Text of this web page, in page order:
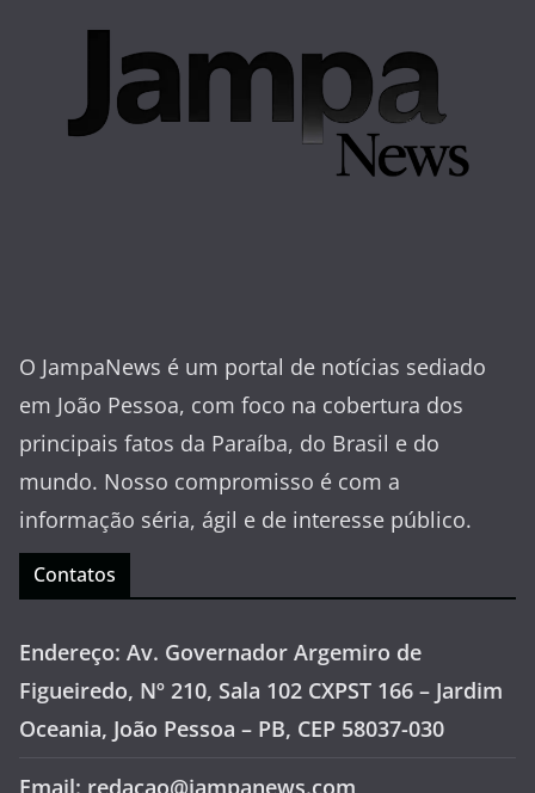
O JampaNews é um portal de notícias sediado
em João Pessoa, com foco na cobertura dos
principais fatos da Paraíba, do Brasil e do
mundo. Nosso compromisso é com a
informação séria, ágil e de interesse público.
Contatos
Endereço: Av. Governador Argemiro de
Figueiredo, Nº 210, Sala 102 CXPST 166 – Jardim
Oceania, João Pessoa – PB, CEP 58037-030
Email: redacao@jampanews.com